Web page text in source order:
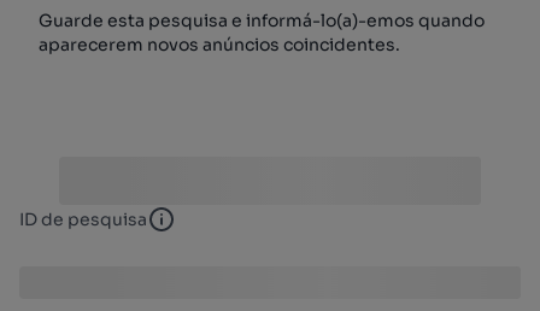
Guarde esta pesquisa e informá-lo(a)-emos quando
aparecerem novos anúncios coincidentes.
ID de pesquisa ID de pesquisa